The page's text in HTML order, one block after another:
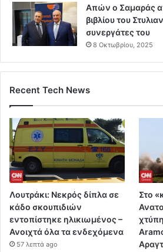
Απών ο Σαμαράς
βιβλίου του
συνεργάτες του
8 Οκτωβρίου, 2025
Recent Tech News
Λουτράκι: Νεκρός δίπλα σε
κάδο σκουπιδιών
εντοπίστηκε ηλικιωμένος –
Ανοιχτά όλα τα ενδεχόμενα
57 λεπτά ago
Στο